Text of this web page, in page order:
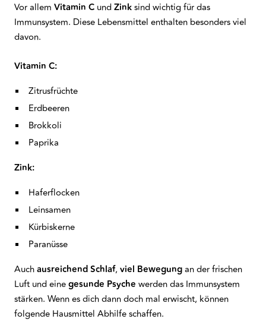
Vor allem Vitamin C undZinksind wichtig für das
Immunsystem. Diese Lebensmittel enthalten besonders viel
davon.
Vitamin C:
Zitrusfrüchte
Erdbeeren
Brokkoli
Paprika
Zink:
Haferflocken
Leinsamen
Kürbiskerne
Paranüsse
AuchausreichendSchlaf, viel Bewegungan der frischen
Luft und einegesunde Psyche werden das Immunsystem
stärken. Wenn es dich dann doch mal erwischt, können
folgende Hausmittel Abhilfe schaffen.